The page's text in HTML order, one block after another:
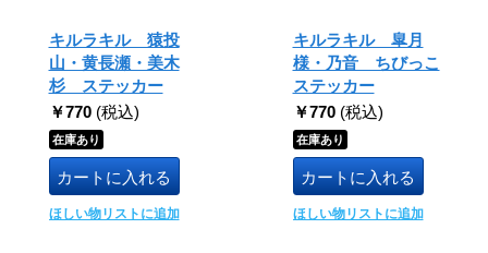
キルラキル 猿投
山・黄長瀬・美木
杉 ステッカー
￥770 (税込)
在庫あり
カートに入れる
ほしい物リストに追加
キルラキル 皐月
様・乃音 ちびっこ
ステッカー
￥770 (税込)
在庫あり
カートに入れる
ほしい物リストに追加